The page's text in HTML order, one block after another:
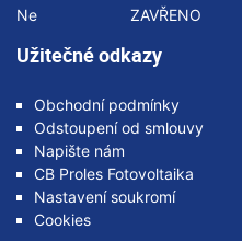
Ne
ZAVŘENO
Užitečné odkazy
Obchodní podmínky
Odstoupení od smlouvy
Napište nám
CB Proles Fotovoltaika
Nastavení soukromí
Cookies